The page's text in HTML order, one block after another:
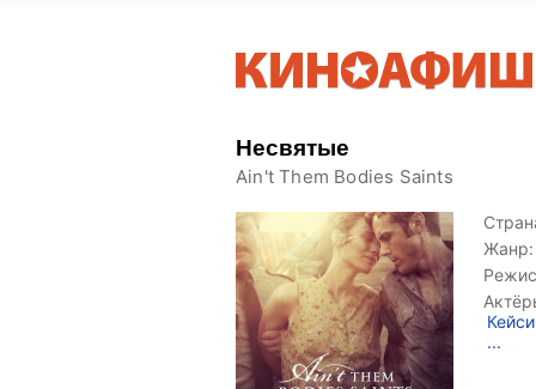
Несвятые
Ain't Them Bodies Saints
Жанр:
...